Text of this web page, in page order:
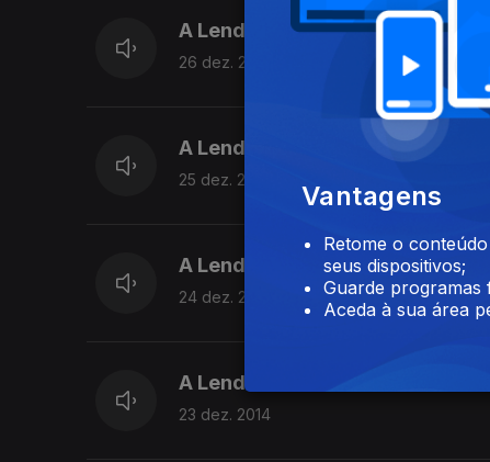
A Lenda do Alpendre a Poente.
26 dez. 2014
A Lenda da Fuga do Alcaide de
25 dez. 2014
A Lenda de São Macário.
24 dez. 2014
A Lenda do Mouro do Castelo da
23 dez. 2014
Vantagens
Retome o
seus dispositivos;
Guarde programas
Aceda à sua área